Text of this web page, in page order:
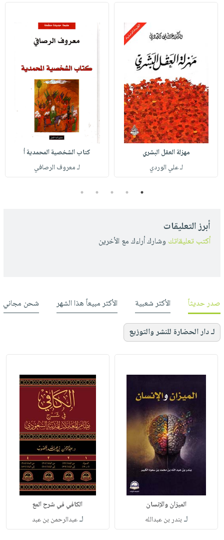
مهزلة العقل البشري
لـ علي الوردي
كتاب الشخصية المحمدية أ
لـ معروف الرصافي
1
2
3
4
5
أبرز التعليقات
أكتب تعليقاتك وشارك أراءك مع الأخرين
صدر حديثاً الأكثر شعبية الأكثر مبيعاً هذا الشهر شحن مجاني
لـ دار الحضارة للنشر والتوزيع
الميزان والإنسان
لـ بندر بن عبدالله
الكافي في شرح المع
لـعبدالرحمن بن عبد